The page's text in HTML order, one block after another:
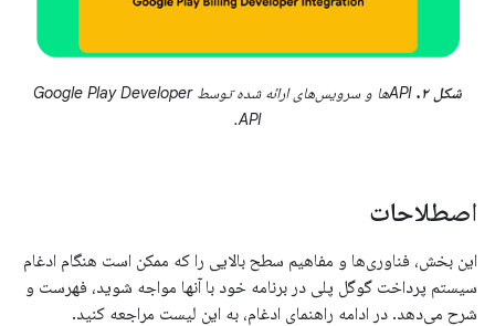
شکل ۲.
APIها و سرویس‌های ارائه شده توسط Google Play Developer
API.
اصطلاحات
این بخش، فناوری‌ها و مفاهیم سطح بالایی را که ممکن است هنگام ادغام
سیستم پرداخت گوگل پلی در برنامه خود با آنها مواجه شوید، فهرست و
شرح می‌دهد. در ادامه راهنمای ادغام، به این لیست مراجعه کنید.